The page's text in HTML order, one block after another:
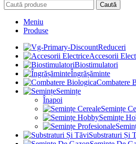
Caută
Meniu
Produse
Reduceri
Accesorii
Biostimulatori
Îngrășăminte
Combatere
Semințe
Înapoi
Semințe
Semințe
Substraturi Și